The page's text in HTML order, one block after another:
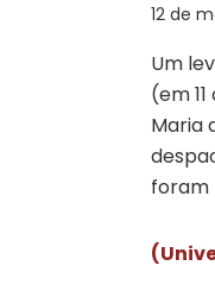
12 de
Um
(em
Maria
foram